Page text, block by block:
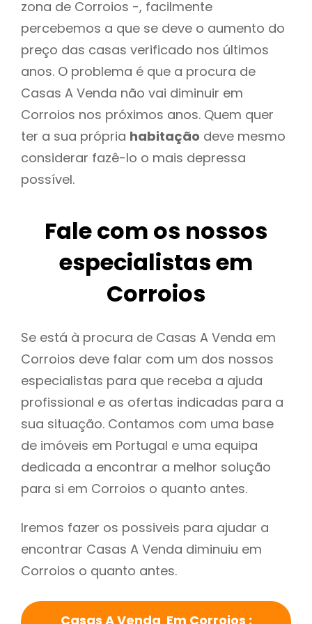
zona de Corroios -, facilmente
percebemos a que se deve o aumento do
preço das casas verificado nos últimos
anos. O problema é que a procura de
Casas A Venda não vai diminuir em
Corroios nos próximos anos. Quem quer
ter a sua própria habitação deve mesmo
considerar fazê-lo o mais depressa
possível.
Fale com os nossos
especialistas em
Corroios
Se está à procura de Casas A Venda em
Corroios deve falar com um dos nossos
especialistas para que receba a ajuda
profissional e as ofertas indicadas para a
sua situação. Contamos com uma base
de imóveis em Portugal e uma equipa
dedicada a encontrar a melhor solução
para si em Corroios o quanto antes.
Iremos fazer os possiveis para ajudar a
encontrar Casas A Venda diminuiu em
Corroios o quanto antes.
Casas A Venda Em Corroios :